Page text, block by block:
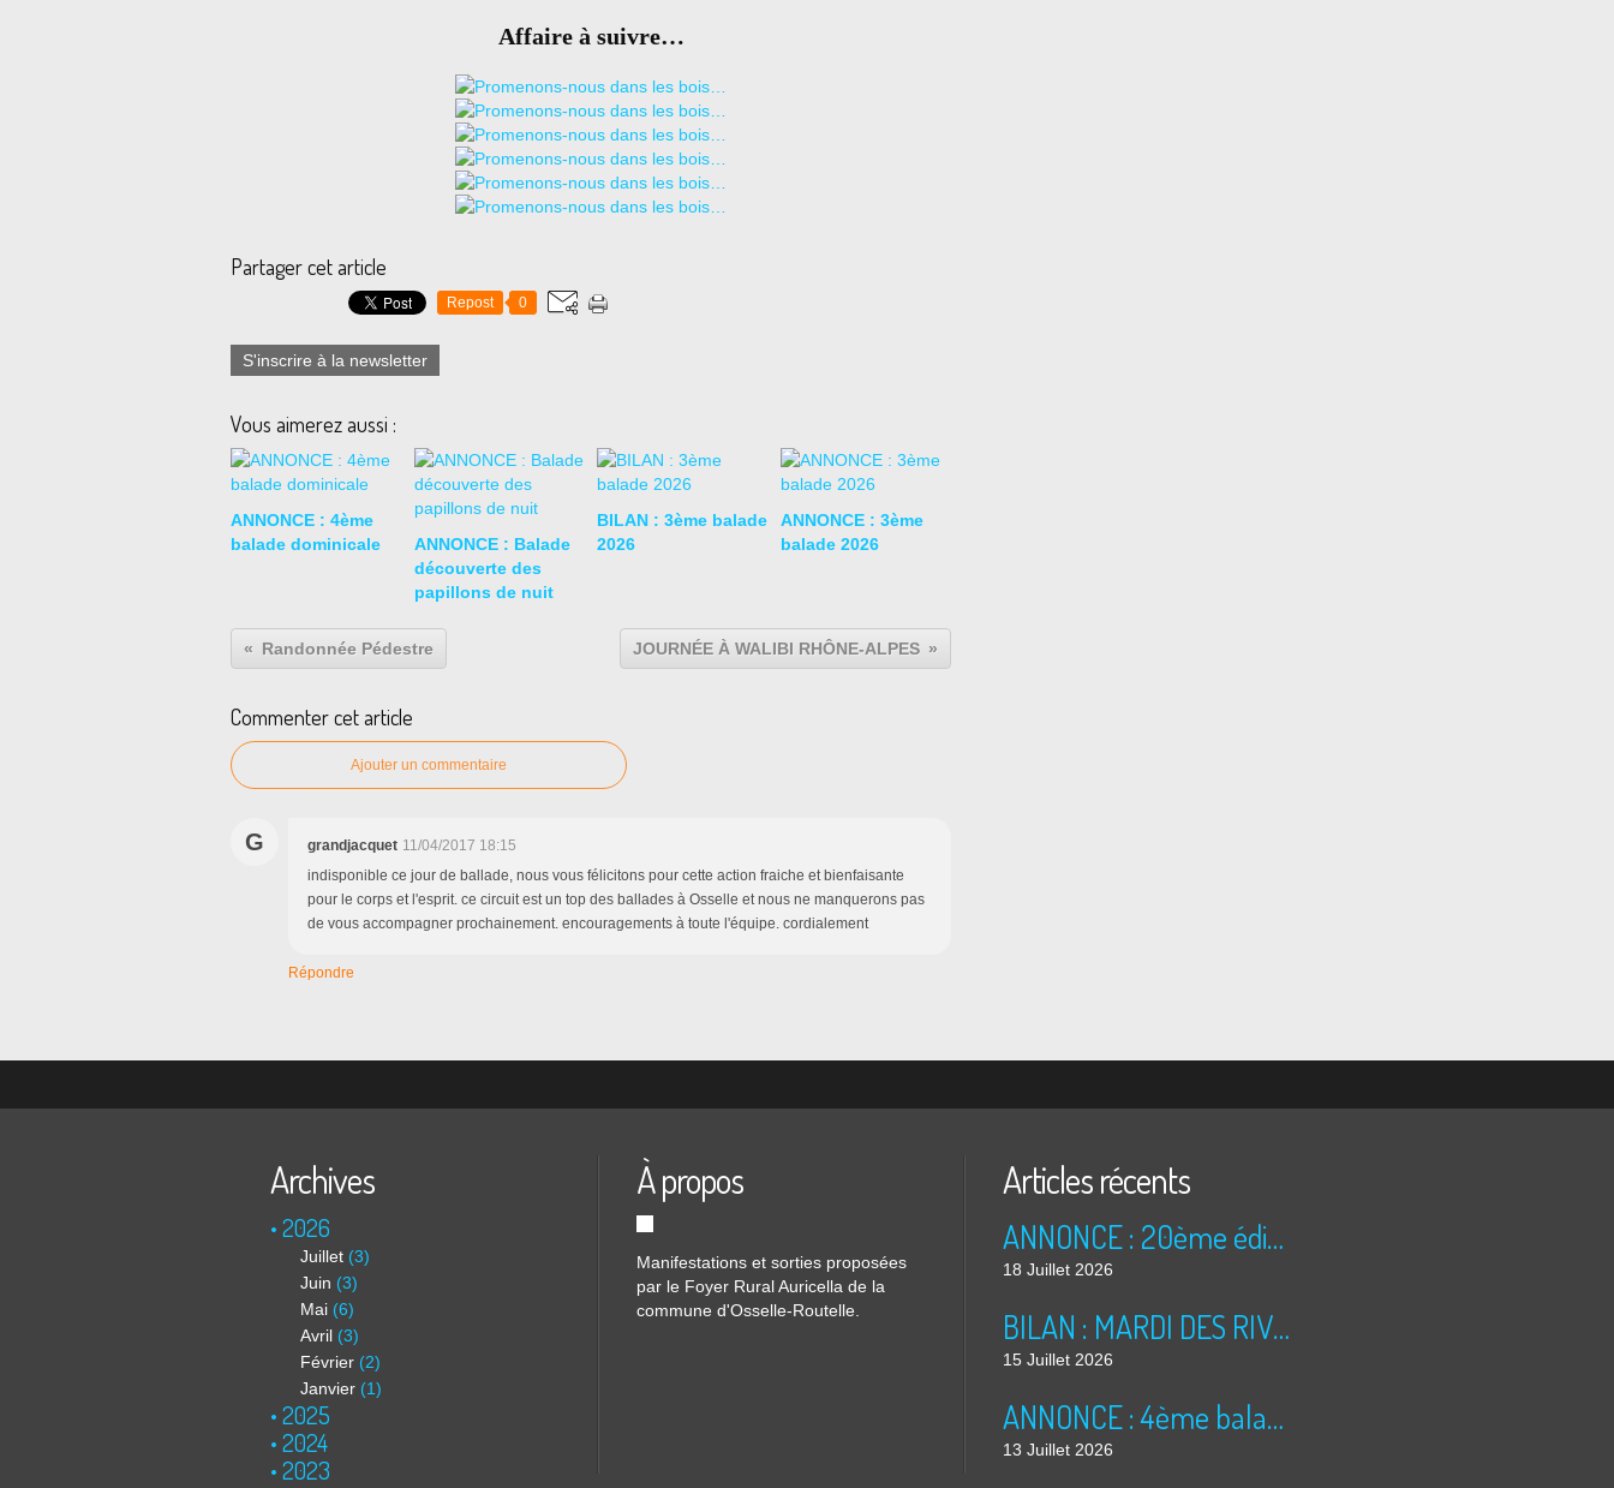
Affaire à suivre…
Partager cet article
Repost 0
S'inscrire à la newsletter
Vous aimerez aussi :
ANNONCE : 4ème
balade dominicale
ANNONCE : Balade
découverte des
papillons de nuit
BILAN : 3ème balade
2026
ANNONCE : 3ème
balade 2026
Randonnée Pédestre JOURNÉE À WALIBI RHÔNE-ALPES
Commenter cet article
Ajouter un commentaire
G grandjacquet 11/04/2017 18:15
indisponible ce jour de ballade, nous vous félicitons pour cette action fraiche et bienfaisante
pour le corps et l'esprit. ce circuit est un top des ballades à Osselle et nous ne manquerons pas
de vous accompagner prochainement. encouragements à toute l'équipe. cordialement
Répondre
Archives
2026
Juillet (3)
Juin (3)
Mai (6)
Avril (3)
Février (2)
Janvier (1)
2025
2024
2023
À propos
Manifestations et sorties proposées
par le Foyer Rural Auricella de la
commune d'Osselle-Routelle.
Articles récents
ANNONCE : 20ème édition des TRÉSORS DU GRENIER (2026)
18 Juillet 2026
BILAN : MARDI DES RIVES 2026
15 Juillet 2026
ANNONCE : 4ème balade dominicale
13 Juillet 2026